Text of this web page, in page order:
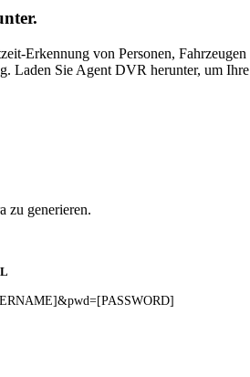
Erkennung von Personen,
Laden Sie Agent DVR herunter, um
zu generieren.